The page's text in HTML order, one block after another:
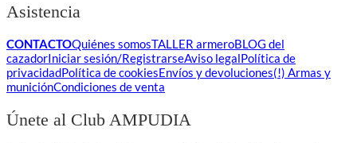
Asistencia
CONTACTOQuiénes somosTALLER armeroBLOG del
cazadorIniciar sesión/RegistrarseAviso legalPolítica de
privacidadPolítica de cookiesEnvíos y devoluciones(!) Armas y
municiónCondiciones de venta
Únete al Club AMPUDIA